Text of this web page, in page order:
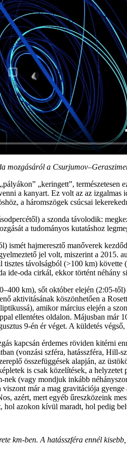
mozgásáról a
„keringett”,
a kanyart. Ez volt az az izgalmas
a háromszögek csúcsai
a szonda távolodik:
a tudományos kutatáshoz
ismét hajmeresztő manőverek
jel volt, miszerint a 2015.
tisztes távolságból (>100 km) követte (
ide-oda cirkál, ekkor történt néhány
km), sőt október elején (2:05-
aktivitásának köszönhetően a
amikor március elején a
ellentétes oldalon. Májusban már
9-én ér véget. A küldetés
kapcsán érdemes röviden kitérni
(vonzási szféra, hatásszféra,
összefüggések alapján, az
is csak közelítések, a
nek (vagy mondjuk inkább
már a mag gravitációja
azért, mert egyéb űreszközeink
hol azokon kívül maradt, hol pedig
km-ben. A hatásszféra ennél